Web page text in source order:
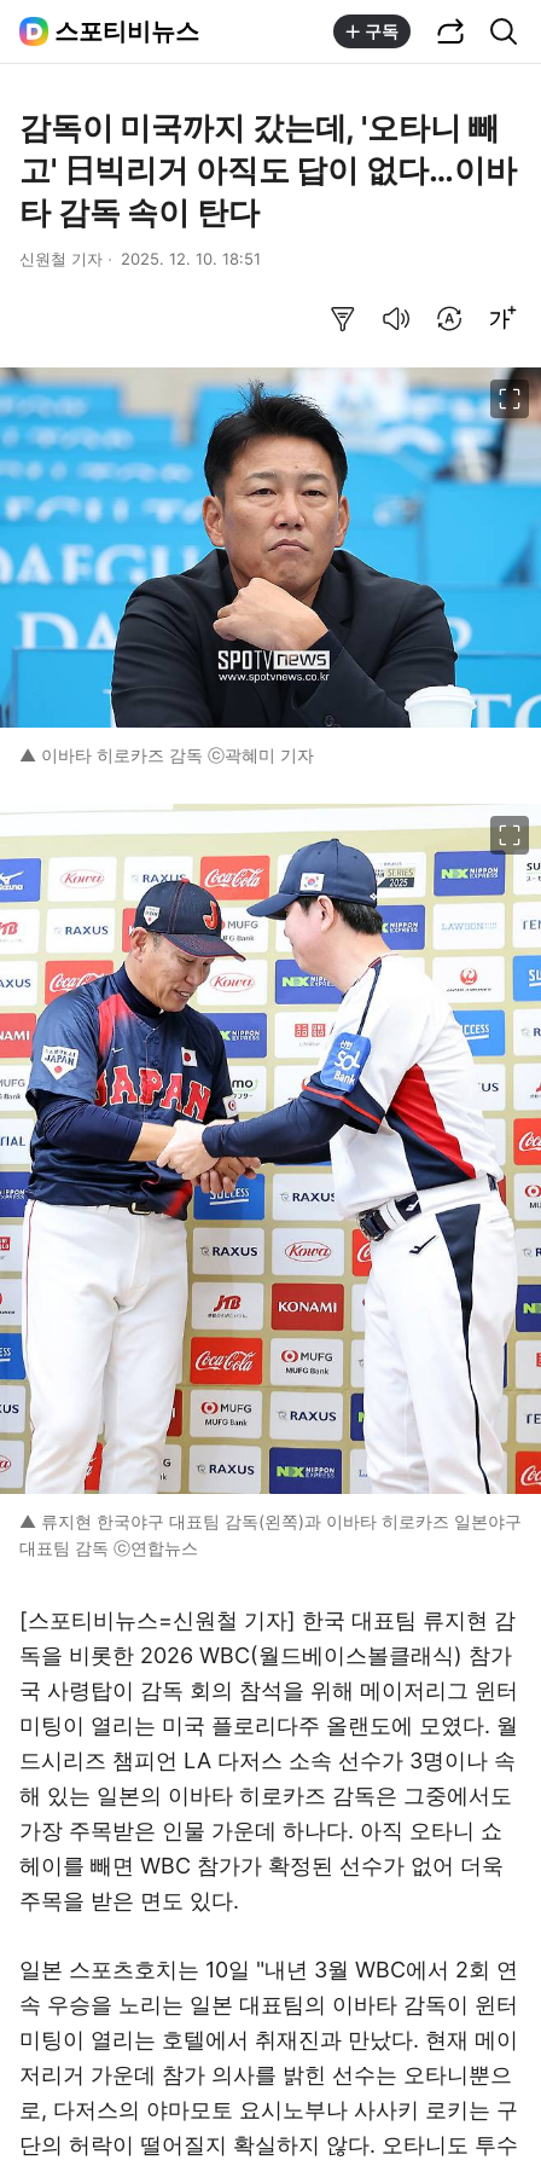
스포티비뉴스 구독
감독이 미국까지 갔는데, '오타니 빼
고' 日빅리거 아직도 답이 없다…이바
타 감독 속이 탄다
신원철 기자 2025. 12. 10. 18:51
▲ 이바타 히로카즈 감독 ⓒ곽혜미 기자
▲ 류지현 한국야구 대표팀 감독(왼쪽)과 이바타 히로카즈 일본야구
대표팀 감독 ⓒ연합뉴스
[스포티비뉴스=신원철 기자] 한국 대표팀 류지현 감
독을 비롯한 2026 WBC(월드베이스볼클래식) 참가
국 사령탑이 감독 회의 참석을 위해 메이저리그 윈터
미팅이 열리는 미국 플로리다주 올랜도에 모였다. 월
드시리즈 챔피언 LA 다저스 소속 선수가 3명이나 속
해 있는 일본의 이바타 히로카즈 감독은 그중에서도
가장 주목받은 인물 가운데 하나다. 아직 오타니 쇼
헤이를 빼면 WBC 참가가 확정된 선수가 없어 더욱
주목을 받은 면도 있다.
일본 스포츠호치는 10일 "내년 3월 WBC에서 2회 연
속 우승을 노리는 일본 대표팀의 이바타 감독이 윈터
미팅이 열리는 호텔에서 취재진과 만났다. 현재 메이
저리거 가운데 참가 의사를 밝힌 선수는 오타니뿐으
로, 다저스의 야마모토 요시노부나 사사키 로키는 구
단의 허락이 떨어질지 확실하지 않다. 오타니도 투수